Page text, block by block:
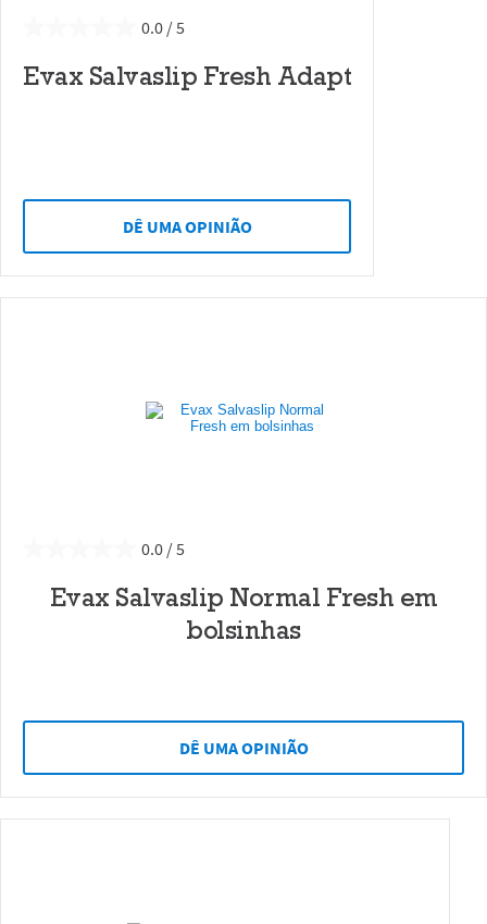
0.0
Evax Salvaslip Fresh Adapt
DÊ UMA OPINIÃO
0.0
Evax Salvaslip Normal Fresh em
bolsinhas
DÊ UMA OPINIÃO